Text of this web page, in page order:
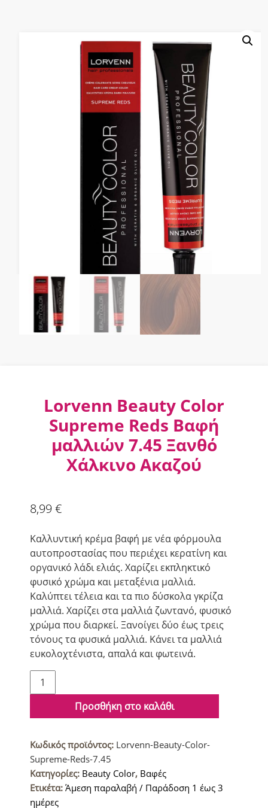
Lorvenn Beauty Color
Supreme Reds Βαφή
μαλλιών 7.45 Ξανθό
Χάλκινο Ακαζού
8,99 €
Καλλυντική κρέμα βαφή με νέα φόρμουλα
αυτοπροστασίας που περιέχει κερατίνη και
οργανικό λάδι ελιάς. Χαρίζει εκπληκτικό
φυσικό χρώμα και μεταξένια μαλλιά.
Καλύπτει τέλεια και τα πιο δύσκολα γκρίζα
μαλλιά. Χαρίζει στα μαλλιά ζωντανό, φυσικό
χρώμα που διαρκεί. Ξανοίγει δύο έως τρεις
τόνους τα φυσικά μαλλιά. Κάνει τα μαλλιά
ευκολοχτένιστα, απαλά και φωτεινά.
Lorvenn
Beauty
Supreme
Βαφή
μαλλιών
7.45
Ξανθό
Προσθήκη στο καλάθι
Κωδικός προϊόντος: Lorvenn-Beauty-Color-
Supreme-Reds-7.45
Κατηγορίες: Beauty Color, Βαφές
Ετικέτα: Άμεση παραλαβή / Παράδοση 1 έως 3
ημέρες